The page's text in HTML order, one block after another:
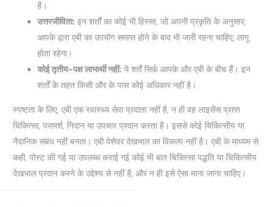
है।
उत्तरजीविता: इन शर्तों का कोई भी हिस्सा, जो अपनी प्रकृति के अनुसार,
आपके द्वारा एबी का उपयोग समाप्त होने के बाद भी जारी रहना चाहिए, लागू
होता रहेगा।
कोई तृतीय-पक्ष लाभार्थी नहीं: ये शर्तें सिर्फ़ आपके और एबी के बीच हैं। इन
शर्तों के तहत किसी और के पास कोई अधिकार नहीं है।
स्पष्टता के लिए, एबी एक स्वास्थ्य सेवा प्रदाता नहीं है, न ही वह लाइसेंस प्राप्त
चिकित्सा, परामर्श, निदान या उपचार प्रदान करता है। इससे कोई चिकित्सीय या
नैदानिक संबंध नहीं बनता। एबी पेशेवर देखभाल का विकल्प नहीं है। एबी के माध्यम से
कही, पोस्ट की गई या उपलब्ध कराई गई कोई भी बात चिकित्सा पद्धति या चिकित्सीय
देखभाल प्रदान करने के उद्देश्य से नहीं है, और न ही इसे ऐसा माना जाना चाहिए।